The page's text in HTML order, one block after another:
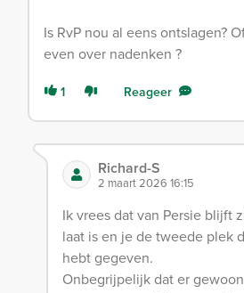
Is RvP nou al eens ontslagen?
even over nadenken ?
1 Reageer
Richard-S
2 maart 2026 16:15
Ik vrees dat van Persie blijft
laat is en je de tweede plek
hebt gegeven.
Onbegrijpelijk dat er